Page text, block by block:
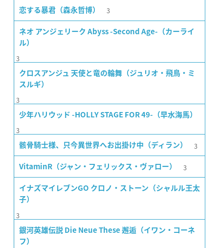
恋する暴君（森永哲博） 3
ネオ アンジェリーク Abyss -Second Age-（カーライ
ル）
3
クロスアンジュ 天使と竜の輪舞（ジュリオ・飛鳥・ミ
スルギ）
3
少年ハリウッド -HOLLY STAGE FOR 49-（早水海馬）
3
骸骨騎士様、只今異世界へお出掛け中（ディラン） 3
VitaminR（ジャン・フェリックス・ヴァロー） 3
イナズマイレブンGO クロノ・ストーン（シャルル王太
子）
3
銀河英雄伝説 Die Neue These 邂逅（イワン・コーネ
フ）